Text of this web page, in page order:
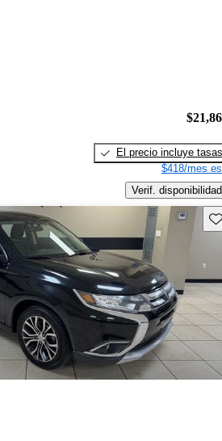
El precio incluye tasas
$418/mes
Verif. disponibilidad